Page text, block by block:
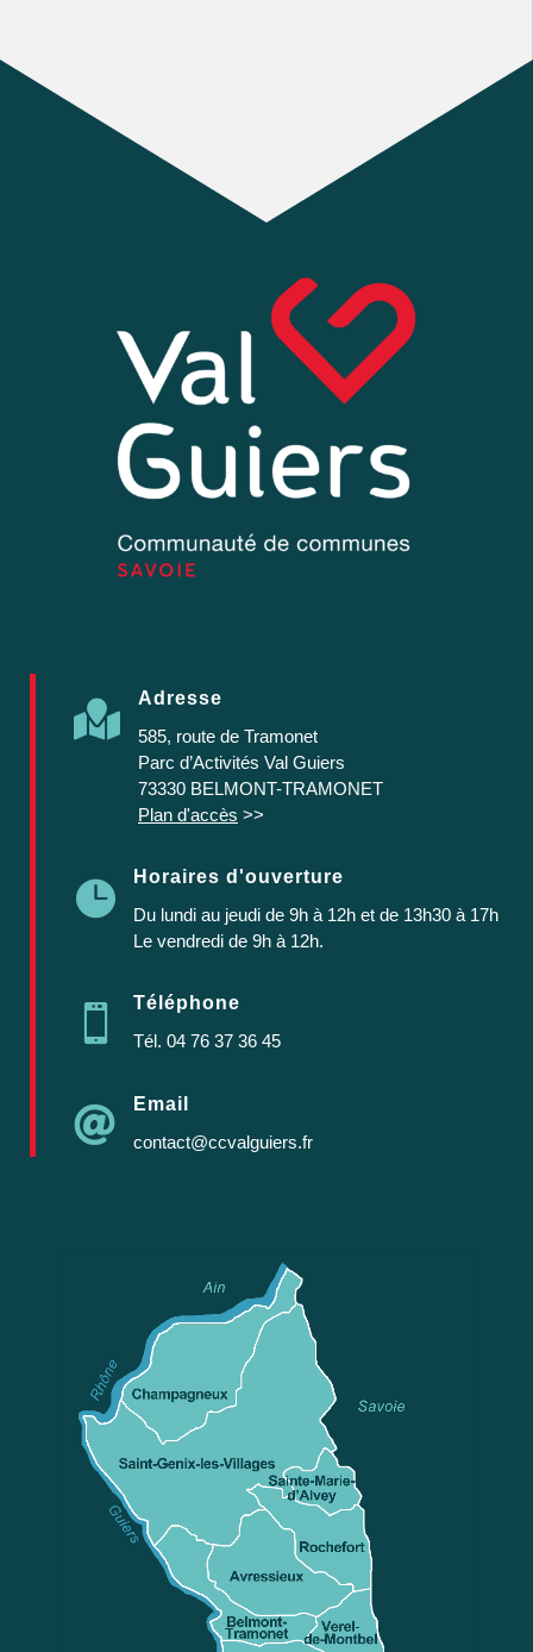

Adresse
585, route de Tramonet
Parc d’Activités Val Guiers
73330 BELMONT-TRAMONET
Plan d'accès >>

Horaires d'ouverture
Du lundi au jeudi de 9h à 12h et de 13h30 à 17h
Le vendredi de 9h à 12h.

Téléphone
Tél. 04 76 37 36 45

Email
contact@ccvalguiers.fr